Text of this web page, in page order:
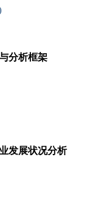
分析框架
发展状况分析